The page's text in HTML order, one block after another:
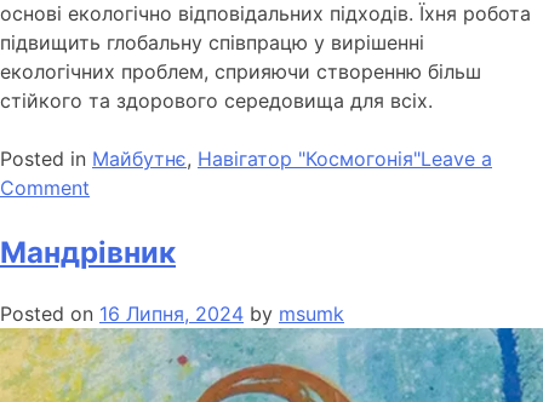
основі екологічно відповідальних підходів. Їхня робота
підвищить глобальну співпрацю у вирішенні
екологічних проблем, сприяючи створенню більш
стійкого та здорового середовища для всіх.
Posted in Майбутнє, Навігатор "Космогонія"Leave a
Comment
Мандрівник
Posted on 16 Липня, 2024 by msumk